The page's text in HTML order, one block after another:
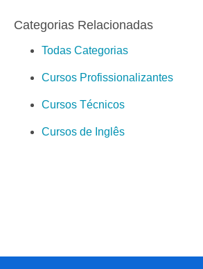
Categorias Relacionadas
Todas Categorias
Cursos Profissionalizantes
Cursos Técnicos
Cursos de Inglês